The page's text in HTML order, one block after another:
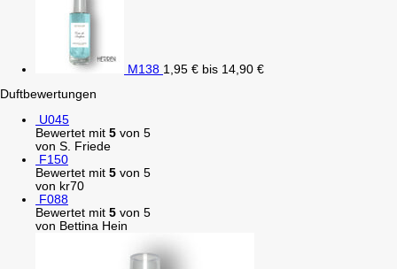
M138 1,95 € bis 14,90 €
Duftbewertungen
U045
Bewertet mit 5 von 5
von S. Friede
F150
Bewertet mit 5 von 5
von kr70
F088
Bewertet mit 5 von 5
von Bettina Hein